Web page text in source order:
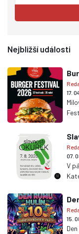
Nejbližší události
17.
07.
V
15.